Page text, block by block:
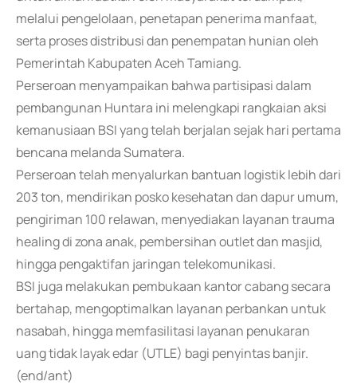
melalui pengelolaan, penetapan penerima manfaat,
serta proses distribusi dan penempatan hunian oleh
Pemerintah Kabupaten Aceh Tamiang.
Perseroan menyampaikan bahwa partisipasi dalam
pembangunan Huntara ini melengkapi rangkaian aksi
kemanusiaan BSI yang telah berjalan sejak hari pertama
bencana melanda Sumatera.
Perseroan telah menyalurkan bantuan logistik lebih dari
203 ton, mendirikan posko kesehatan dan dapur umum,
pengiriman 100 relawan, menyediakan layanan trauma
healing di zona anak, pembersihan outlet dan masjid,
hingga pengaktifan jaringan telekomunikasi.
BSI juga melakukan pembukaan kantor cabang secara
bertahap, mengoptimalkan layanan perbankan untuk
nasabah, hingga memfasilitasi layanan penukaran
uang tidak layak edar (UTLE) bagi penyintas banjir.
(end/ant)